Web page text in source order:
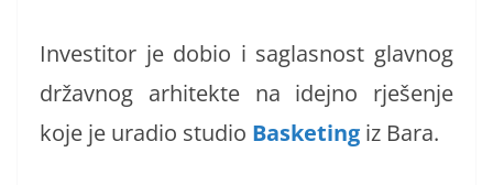
Investitor je dobio i saglasnost glavnog
državnog arhitekte na idejno rješenje
koje je uradio studio Basketing iz Bara.